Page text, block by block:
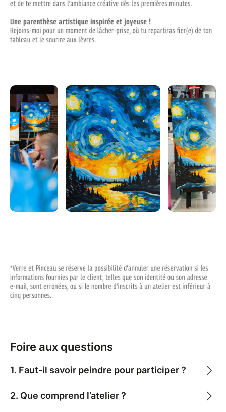
Foire aux questions
1. Faut-il savoir peindre pour participer ?
2. Que comprend l’atelier ?